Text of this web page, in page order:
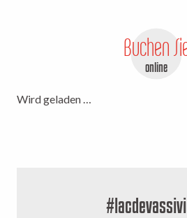
Buchen
online
Wird geladen …